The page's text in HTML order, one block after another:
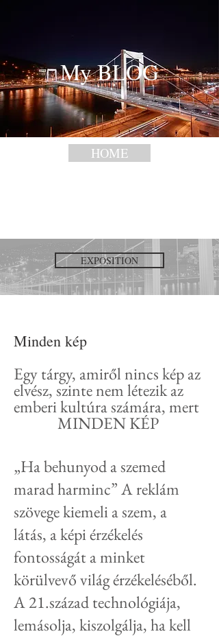
My BLOG
HOME
EXPOSITION
Minden kép
Egy tárgy, amiről nincs kép az
elvész, szinte nem létezik az
emberi kultúra számára, mert
MINDEN KÉP
„Ha behunyod a szemed
marad harminc” A reklám
szövege kiemeli a szem, a
látás, a képi érzékelés
fontosságát a minket
körülvevő világ érzékeléséből.
A 21.század technológiája,
lemásolja, kiszolgálja, ha kell